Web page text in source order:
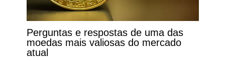
Perguntas e respostas de uma das
moedas mais valiosas do mercado
atual